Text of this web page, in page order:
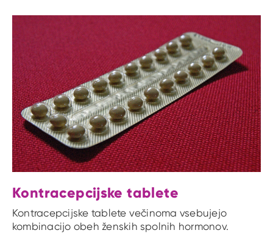
Kontracepcijske tablete
Kontracepcijske tablete večinoma vsebujejo
kombinacijo obeh ženskih spolnih hormonov.